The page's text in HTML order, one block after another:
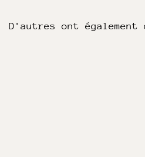
D'autres ont également